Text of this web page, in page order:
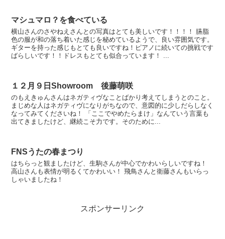
マシュマロ？を食べている
横山さんのさやねえさんとの写真はとても美しいです！！！！ 臙脂
色の服が和の落ち着いた感じを秘めているようで、良い雰囲気です。
ギターを持った感じもとても良いですね！ピアノに続いての挑戦です
ばらしいです！！ドレスもとても似合っています！ ...
１２月９日Showroom 後藤萌咲
のもえきゅんさんはネガティヴなことばかり考えてしまうとのこと。
まじめな人はネガティヴになりがちなので、意図的に少しだらしなく
なってみてくださいね！ 「ここでやめたらまけ」なんていう言葉も
出てきましたけど、継続こそ力です。そのために...
FNSうたの春まつり
はちらっと観ましたけど、生駒さんが中心でかわいらしいですね！
高山さんも表情が明るくてかわいい！ 飛鳥さんと衛藤さんもいらっ
しゃいましたね！
スポンサーリンク